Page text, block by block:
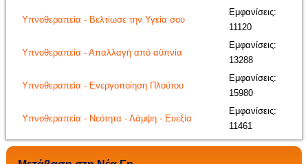
Υπνοθεραπεία - Βελτίωσε την Υγεία σου
Εμφανίσεις:
11120
Υπνοθεραπεία - Απαλλαγή από αϋπνία
Εμφανίσεις:
13288
Υπνοθεραπεία - Ενεργοποίηση Πλούτου
Εμφανίσεις:
15980
Υπνοθεραπεία - Νεότητα - Λάμψη - Ευεξία
Εμφανίσεις:
11461